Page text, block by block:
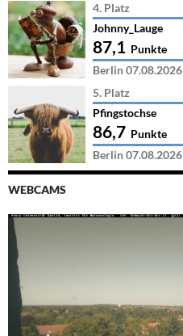
4. Platz
Johnny_Lauge
87,1 Punkte
Berlin 07.08.2026
5. Platz
Pfingstochse
86,7 Punkte
Berlin 07.08.2026
WEBCAMS